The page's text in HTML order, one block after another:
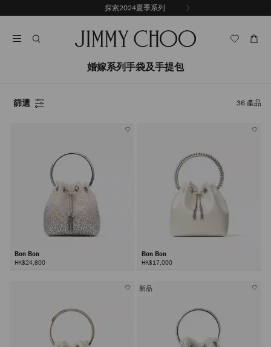
至
張
投
探索2024夏季系列
婚嫁系列手袋及手提包
篩選 36 產品
Bon Bon
HK$24,800
Bon Bon
HK$17,000
新品